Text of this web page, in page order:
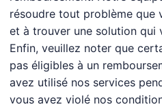
résoudre tout problème que
et à trouver une solution qui
Enfin, veuillez noter que
pas éligibles à un
avez utilisé nos services
vous avez violé nos